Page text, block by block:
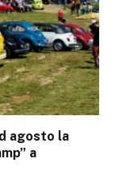
agosto la
a